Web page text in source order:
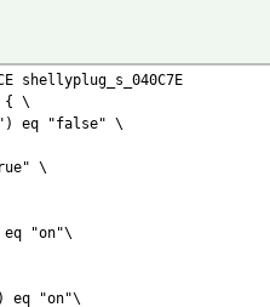
shellyplug_s_040C7E
{ \
eq "false" \
\
eq "on"\
eq "on"\